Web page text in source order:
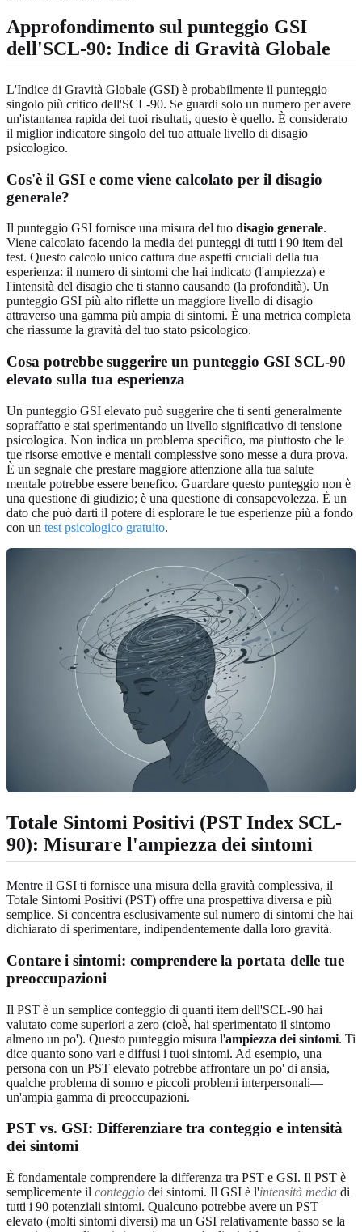
Approfondimento sul punteggio GSI
dell'SCL-90: Indice di Gravità Globale
L'Indice di Gravità Globale (GSI) è probabilmente il punteggio
singolo più critico dell'SCL-90. Se guardi solo un numero per avere
un'istantanea rapida dei tuoi risultati, questo è quello. È considerato
il miglior indicatore singolo del tuo attuale livello di disagio
psicologico.
Cos'è il GSI e come viene calcolato per il disagio
generale?
Il punteggio GSI fornisce una misura del tuo disagio generale.
Viene calcolato facendo la media dei punteggi di tutti i 90 item del
test. Questo calcolo unico cattura due aspetti cruciali della tua
esperienza: il numero di sintomi che hai indicato (l'ampiezza) e
l'intensità del disagio che ti stanno causando (la profondità). Un
punteggio GSI più alto riflette un maggiore livello di disagio
attraverso una gamma più ampia di sintomi. È una metrica completa
che riassume la gravità del tuo stato psicologico.
Cosa potrebbe suggerire un punteggio GSI SCL-90
elevato sulla tua esperienza
Un punteggio GSI elevato può suggerire che ti senti generalmente
sopraffatto e stai sperimentando un livello significativo di tensione
psicologica. Non indica un problema specifico, ma piuttosto che le
tue risorse emotive e mentali complessive sono messe a dura prova.
È un segnale che prestare maggiore attenzione alla tua salute
mentale potrebbe essere benefico. Guardare questo punteggio non è
una questione di giudizio; è una questione di consapevolezza. È un
dato che può darti il potere di esplorare le tue esperienze più a fondo
con un test psicologico gratuito.
Totale Sintomi Positivi (PST Index SCL-
90): Misurare l'ampiezza dei sintomi
Mentre il GSI ti fornisce una misura della gravità complessiva, il
Totale Sintomi Positivi (PST) offre una prospettiva diversa e più
semplice. Si concentra esclusivamente sul numero di sintomi che hai
dichiarato di sperimentare, indipendentemente dalla loro gravità.
Contare i sintomi: comprendere la portata delle tue
preoccupazioni
Il PST è un semplice conteggio di quanti item dell'SCL-90 hai
valutato come superiori a zero (cioè, hai sperimentato il sintomo
almeno un po'). Questo punteggio misura l'ampiezza dei sintomi. Ti
dice quanto sono vari e diffusi i tuoi sintomi. Ad esempio, una
persona con un PST elevato potrebbe affrontare un po' di ansia,
qualche problema di sonno e piccoli problemi interpersonali—
un'ampia gamma di preoccupazioni.
PST vs. GSI: Differenziare tra conteggio e intensità
dei sintomi
È fondamentale comprendere la differenza tra PST e GSI. Il PST è
semplicemente il conteggio dei sintomi. Il GSI è l'intensità media di
tutti i 90 potenziali sintomi. Qualcuno potrebbe avere un PST
elevato (molti sintomi diversi) ma un GSI relativamente basso se la